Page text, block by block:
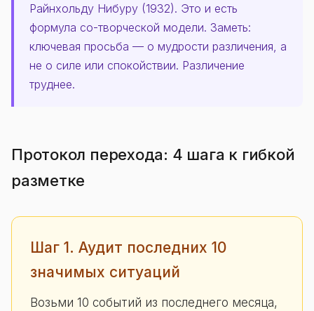
Райнхольду Нибуру (1932). Это и есть
формула со-творческой модели. Заметь:
ключевая просьба — о мудрости различения, а
не о силе или спокойствии. Различение
труднее.
Протокол перехода: 4 шага к гибкой
разметке
Шаг 1. Аудит последних 10
значимых ситуаций
Возьми 10 событий из последнего месяца,